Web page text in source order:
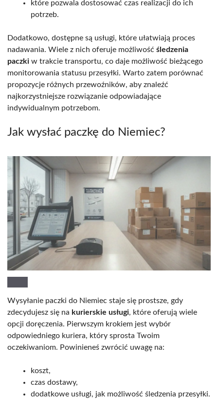
które pozwala dostosować czas realizacji do ich
potrzeb.
Dodatkowo, dostępne są usługi, które ułatwiają proces
nadawania. Wiele z nich oferuje możliwość śledzenia
paczki w trakcie transportu, co daje możliwość bieżącego
monitorowania statusu przesyłki. Warto zatem porównać
propozycje różnych przewoźników, aby znaleźć
najkorzystniejsze rozwiązanie odpowiadające
indywidualnym potrzebom.
Jak wysłać paczkę do Niemiec?
Wysyłanie paczki do Niemiec staje się prostsze, gdy
zdecydujesz się na kurierskie usługi, które oferują wiele
opcji doręczenia. Pierwszym krokiem jest wybór
odpowiedniego kuriera, który sprosta Twoim
oczekiwaniom. Powinieneś zwrócić uwagę na:
koszt,
czas dostawy,
dodatkowe usługi, jak możliwość śledzenia przesyłki.